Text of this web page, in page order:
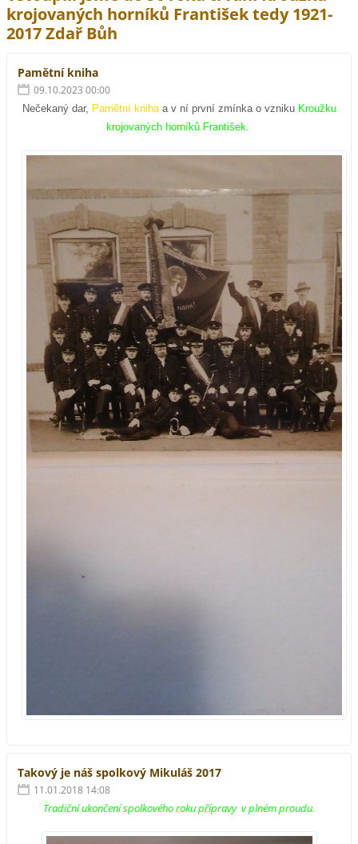
krojovaných horníků František tedy 1921-
2017 Zdař Bůh
Pamětní kniha
09.10.2023 00:00
Nečekaný dar, Pamětní kniha a v ní první zmínka o vznikuKroužku
krojovaných horníků František.
Takový je náš spolkový Mikuláš 2017
11.01.2018 14:08
Tradiční ukončení spolkového roku přípravy v plném proudu.